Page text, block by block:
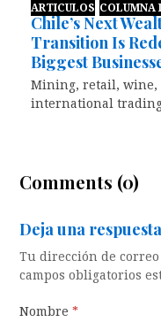
ARTICULOS COLUMNA
Chile’s Next
Transition Is
Biggest
Mining, retail, wine,
international
Comments (0)
Deja una respuesta
Tu dirección de
campos obligatorios
Nombre*